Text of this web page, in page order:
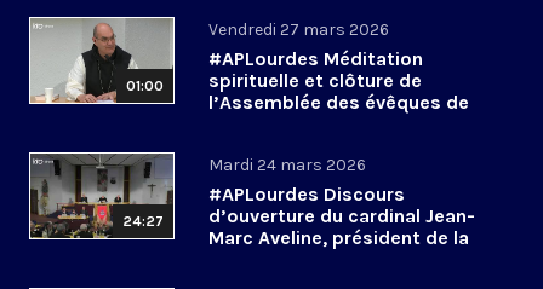
01:00
Vendredi 27 mars 2026
#APLourdes Méditation
spirituelle et clôture de
l’Assemblée des évêques de
24:27
Mardi 24 mars 2026
#APLourdes Discours
d’ouverture du cardinal Jean-
Marc Aveline, président de la